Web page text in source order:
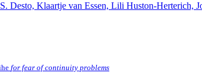
Desto, Klaartje van Essen, Lili Huston-Herterich,
for fear of continuity problems